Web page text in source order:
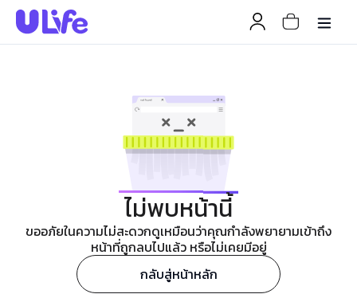
ไม่พบหน้านี้
ขออภัยในความไม่สะดวกดูเหมือนว่าคุณกำลังพยายามเข้าถึง
หน้าที่ถูกลบไปแล้ว หรือไม่เคยมีอยู่
กลับสู่หน้าหลัก